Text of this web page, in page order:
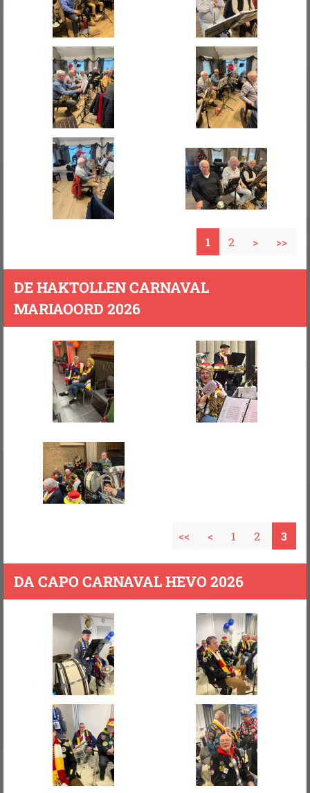
1 2 > >>
DE HAKTOLLEN CARNAVAL
MARIAOORD 2026
<< < 1 2 3
DA CAPO CARNAVAL HEVO 2026